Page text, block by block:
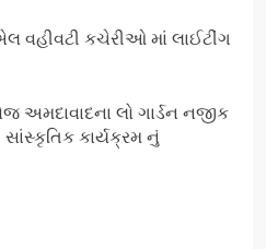
કચેરીઓ માં લાઈટીંગ
અમદાવાદના લો ગાર્ડન નજીક
કાર્યક્રમ નું